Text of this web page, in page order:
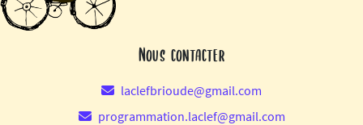
Nous contacter
laclefbrioude@gmail.com
programmation.laclef@gmail.com